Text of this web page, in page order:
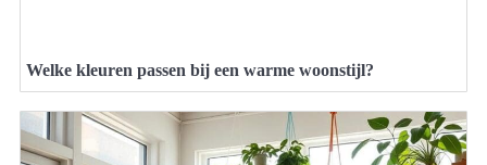
Welke kleuren passen bij een warme woonstijl?